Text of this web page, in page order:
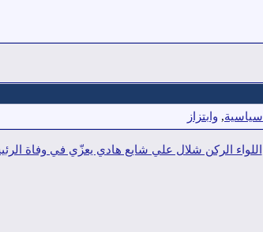
سياسية, وابتزاز
اللواء الركن شلال علي شايع هادي يعزّي في وفاة